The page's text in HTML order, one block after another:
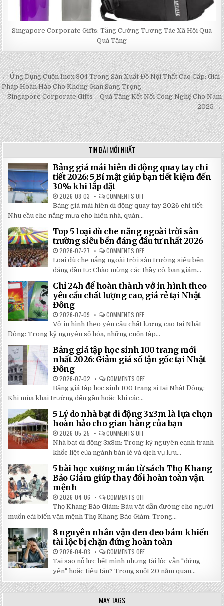
Singapore Corporate Gifts: Tăng Cường Tương Tác Xã Hội Qua
Quà Tặng
Post
navigation
← Ứng Dụng Cuộn Inox 304 Trong Sản Xuất Đồ Nội Thất Cao Cấp: Giải
Pháp Hoàn Hảo Cho Không Gian Sang Trọng
Singapore Corporate Gifts – Quà Tặng Kết Nối Công Nghệ Cho Năm
2025 →
TIN BÀI MỚI NHẤT
Bảng giá mái hiên di động quay tay chi
tiết 2026: 5 Bí mật giúp bạn tiết kiệm đến
30% khi lắp đặt
2026-08-03 COMMENTS OFF
BẢNG
GIÁ
ĐỘNG
QUAY
TAY
TIẾT
2026:
5
BÍ
MẬT
GIÚP
BẠN
TIẾT
KHI
LẮP
ĐẶT
Bảng giá mái hiên di động quay tay 2026 chi tiết:
Nhu cầu che nắng mưa cho hiên nhà, quán...
Top 5 loại dù che nắng ngoài trời sân
trường siêu bền đáng đầu tư nhất 2026
2026-07-27 COMMENTS OFF
TOP
5
LOẠI
DÙ
CHE
NẮNG
NGOÀI
TRỜI
BỀN
ĐÁNG
ĐẦU
NHẤT
2026
Loại dù che nắng ngoài trời sân trường siêu bền
đáng đầu tư: Chào mừng các thầy cô, ban giám...
Chỉ 24h để hoàn thành vở in hình theo
yêu cầu chất lượng cao, giá rẻ tại Nhật
Đông
2026-07-09 COMMENTS OFF
CHỈ
24H
ĐỂ
HOÀN
VỞ
IN
HÌNH
YÊU
CHẤT
LƯỢNG
RẺ
TẠI
NHẬT
ĐÔNG
Vở in hình theo yêu cầu chất lượng cao tại Nhật
Đông: Trong kỷ nguyên số hóa, những cuốn tập...
Bảng giá tập học sinh 100 trang mới
nhất 2026: Giảm giá số tận gốc tại Nhật
Đông
2026-07-02 COMMENTS OFF
BẢNG
GIÁ
100
TRANG
MỚI
2026:
GIẢM
GIÁ
SỐ
TẬN
GỐC
TẠI
NHẬT
Bảng giá tập học sinh 100 trang sỉ tại Nhật Đông:
Khi mùa khai trường đến gần hoặc khi các...
5 Lý do nhà bạt di động 3x3m là lựa chọn
hoàn hảo cho gian hàng của bạn
2026-05-25 COMMENTS OFF
5
LÝ
DO
NHÀ
BẠT
DI
ĐỘNG
3X3M
LỰA
HOÀN
HẢO
CHO
HÀNG
CỦA
BẠN
Nhà bạt di động 3x3m: Trong kỷ nguyên cạnh tranh
khốc liệt của ngành bán lẻ và dịch vụ lưu...
5 bài học xương máu từ sách Thọ Khang
Bảo Giám giúp thay đổi hoàn toàn vận
mệnh
2026-04-06 COMMENTS OFF
5
BÀI
HỌC
XƯƠNG
MÁU
TỪ
SÁCH
THỌ
BẢO
GIÁM
GIÚP
THAY
ĐỔI
HOÀN
TOÀN
Thọ Khang Bảo Giám: Báu vật dẫn đường cho người
muốn cải biến vận mệnh Thọ Khang Bảo Giám: Trong...
8 nguyên nhân vận đen đeo bám khiến
tài lộc bị chặn đứng hoàn toàn
2026-04-03 COMMENTS OFF
NGUYÊN
NHÂN
VẬN
ĐEN
ĐEO
BÁM
Tại sao nỗ lực hết mình nhưng tài lộc vẫn "đứng
yên" hoặc tiêu tán? Trong suốt 20 năm quan...
MAY TAGS